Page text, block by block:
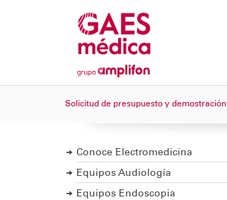
Solicitud de presupuesto y demostración
Conoce Electromedicina
Equipos Audiología
Equipos Endoscopia